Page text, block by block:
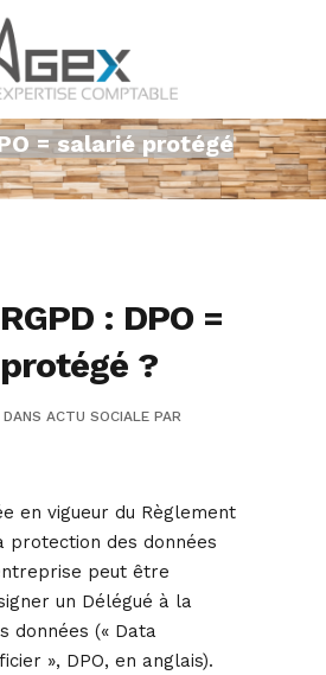
= salarié protégé
: DPO =
?
DANS ACTU SOCIALE PAR
en vigueur du Règlement
protection des données
peut être
un Délégué à la
données (« Data
», DPO, en anglais).